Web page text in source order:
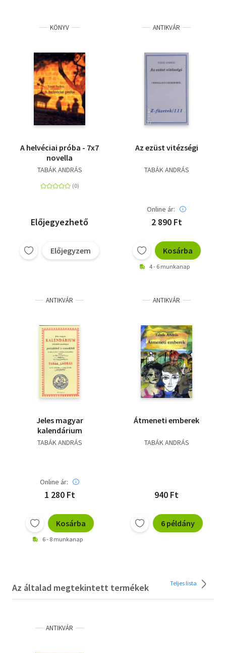
KÖNYV
A helvéciai próba - 7x7
novella
TABÁK ANDRÁS
Előjegyezhető
Előjegyzem
ANTIKVÁR
Az ezüst vitézségi
TABÁK ANDRÁS
Online ár:
2 890 Ft
Kosárba
4 - 6 munkanap
ANTIKVÁR
Jeles magyar
kalendárium
TABÁK ANDRÁS
Online ár:
1 280 Ft
Kosárba
6 - 8 munkanap
ANTIKVÁR
Átmeneti emberek
TABÁK ANDRÁS
940 Ft
6 példány
Az általad megtekintett termékek Teljes lista
ANTIKVÁR